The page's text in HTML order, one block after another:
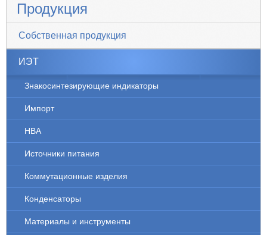
Продукция
Собственная продукция
ИЭТ
Знакосинтезирующие индикаторы
Импорт
НВА
Источники питания
Коммутационные изделия
Конденсаторы
Материалы и инструменты